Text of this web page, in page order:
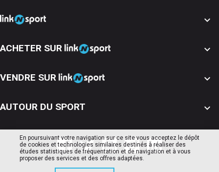

ACHETER SUR 
VENDRE SUR 
AUTOUR DU SPORT 
En poursuivant votre navigation sur ce site vous acceptez le dépôt
de cookies et technologies similaires destinés à réaliser des
études statistiques de fréquentation et de navigation et à vous
proposer des services et des offres adaptées.